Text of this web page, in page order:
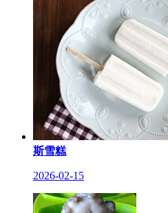
斯雪糕
2026-02-15